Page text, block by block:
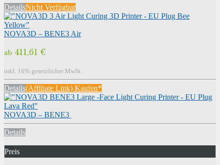
DetailsNicht Verfügbar
NOVA3D – BENE3 Air
ab 411,61 €
inkl. 16% gesetzlicher MwSt.
Details(Affiliate Link) Kaufen*
NOVA3D – BENE3
Details
Preis